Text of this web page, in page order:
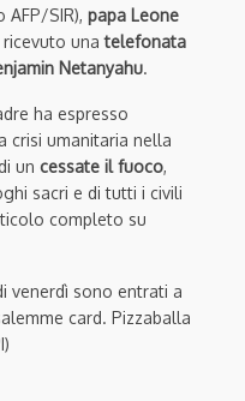
SIR), papa Leone
ricevuto unatelefonata
Netanyahu.
ha espresso
crisi umanitaria nella
un cessate il fuoco,
sacri e di tutti i civili
completo su
venerdì sono entrati a
card. Pizzaballa